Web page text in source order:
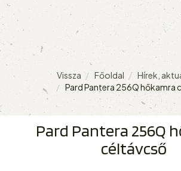
Vissza Főoldal
Hírek,
Pard Pantera 256Q hőkamra
Pard Pantera 256Q
céltávcső